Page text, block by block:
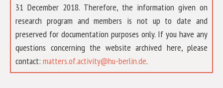
31 December 2018. Therefore, the information given on
research program and members is not up to date and
preserved for documentation purposes only. If you have any
questions concerning the website archived here, please
contact: matters.of.activity@hu-berlin.de.
ÜBER UNS